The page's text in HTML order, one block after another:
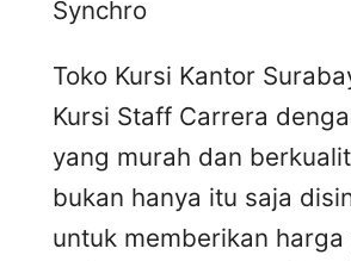
Synchro
Toko Kursi Kantor
Kursi Staff Carrera
yang murah dan
bukan hanya itu saja
untuk memberikan harga